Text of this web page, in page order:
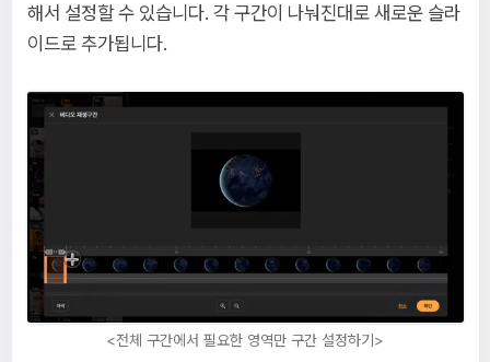
해서 설정할 수 있습니다. 각 구간이 나눠진대로 새로운 슬라
이드로 추가됩니다.
<전체 구간에서 필요한 영역만 구간 설정하기>